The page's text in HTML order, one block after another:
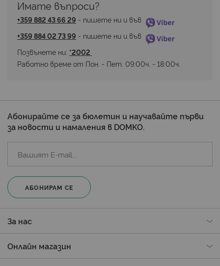
Имате въпроси?
+359 882 43 66 29 - пишете ни и във
+359 884 02 73 99 - пишете ни и във
Позвънете ни: *2002
Работно време от Пон. - Пет. 09:00ч. - 18:00ч.
Абонирайте се за бюлетин и научавайте първи
за новости и намаления в DOMKO.
АБОНИРАМ СЕ
За нас
Онлайн магазин